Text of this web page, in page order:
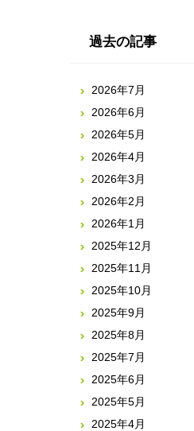
過去の記事
2026年7月
2026年6月
2026年5月
2026年4月
2026年3月
2026年2月
2026年1月
2025年12月
2025年11月
2025年10月
2025年9月
2025年8月
2025年7月
2025年6月
2025年5月
2025年4月